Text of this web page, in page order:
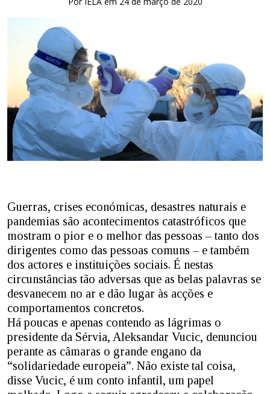
Guerras, crises económicas, desastres naturais e
pandemias são acontecimentos catastróficos que
mostram o pior e o melhor das pessoas – tanto dos
dirigentes como das pessoas comuns – e também
dos actores e instituições sociais. É nestas
circunstâncias tão adversas que as belas palavras se
desvanecem no ar e dão lugar às acções e
comportamentos concretos.
Há poucas e apenas contendo as lágrimas o
presidente da Sérvia, Aleksandar Vucic, denunciou
perante as câmaras o grande engano da
“solidariedade europeia”. Não existe tal coisa,
disse Vucic, é um conto infantil, um papel